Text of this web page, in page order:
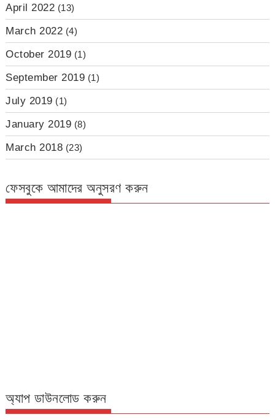
April 2022 (13)
March 2022 (4)
October 2019 (1)
September 2019 (1)
July 2019 (1)
January 2019 (8)
March 2018 (23)
ফেসবুকে আমাদের অনুসরণ করুন
অ্যাপ ডাউনলোড করুন